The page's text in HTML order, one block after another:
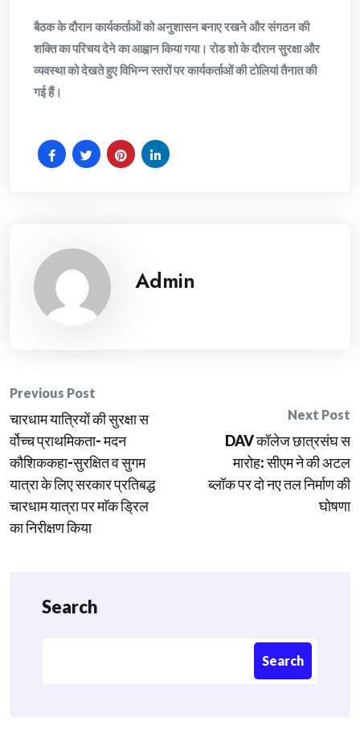
​बैठक के दौरान कार्यकर्ताओं को अनुशासन बनाए रखने और संगठन की
शक्ति का परिचय देने का आह्वान किया गया। रोड शो के दौरान सुरक्षा और
व्यवस्था को देखते हुए विभिन्न स्तरों पर कार्यकर्ताओं की टोलियां तैनात की
गई हैं।
Admin
Post
navigation
Previous Post
चारधाम यात्रियों की सुरक्षा स
र्वोच्च प्राथमिकता- मदन
कौशिककहा-सुरक्षित व सुगम
यात्रा के लिए सरकार प्रतिबद्ध
चारधाम यात्रा पर माॅक ड्रिल
का निरीक्षण किया
Next Post
DAV कॉलेज छात्रसंघ स
मारोह: सीएम ने की अटल
ब्लॉक पर दो नए तल निर्माण की
घोषणा
Search
Search